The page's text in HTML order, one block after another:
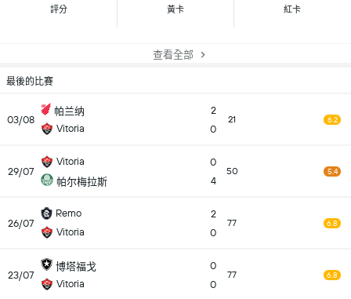
評分 黃卡 紅卡
查看全部
最後的比賽
03/08
帕兰纳
Vitoria
2
0
21 6.2
29/07
Vitoria
帕尔梅拉斯
0
4
50 5.4
26/07
Remo
Vitoria
2
0
77 6.8
23/07
博塔福戈
Vitoria
0
0
77 6.8